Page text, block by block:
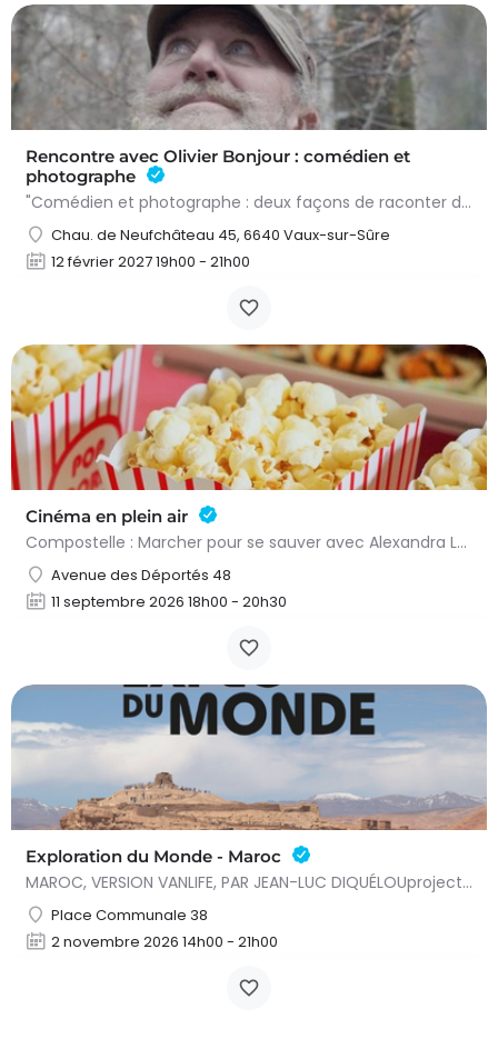
Rencontre avec Olivier Bonjour : comédien et
photographe
"Comédien et photographe : deux façons de raconter des histoires" : voici le thème de la soirée qui sera…
Chau. de Neufchâteau 45, 6640 Vaux-sur-Sûre
12 février 2027 19h00 - 21h00
Cinéma en plein air
Compostelle : Marcher pour se sauver avec Alexandra Lamy & Julien Le Berre, un film de Yann Samuel…
Avenue des Déportés 48
11 septembre 2026 18h00 - 20h30
Exploration du Monde - Maroc
MAROC, VERSION VANLIFE, PAR JEAN-LUC DIQUÉLOUprojection conférence - Deux séances : 15h et 20h Voyage libre…
Place Communale 38
2 novembre 2026 14h00 - 21h00